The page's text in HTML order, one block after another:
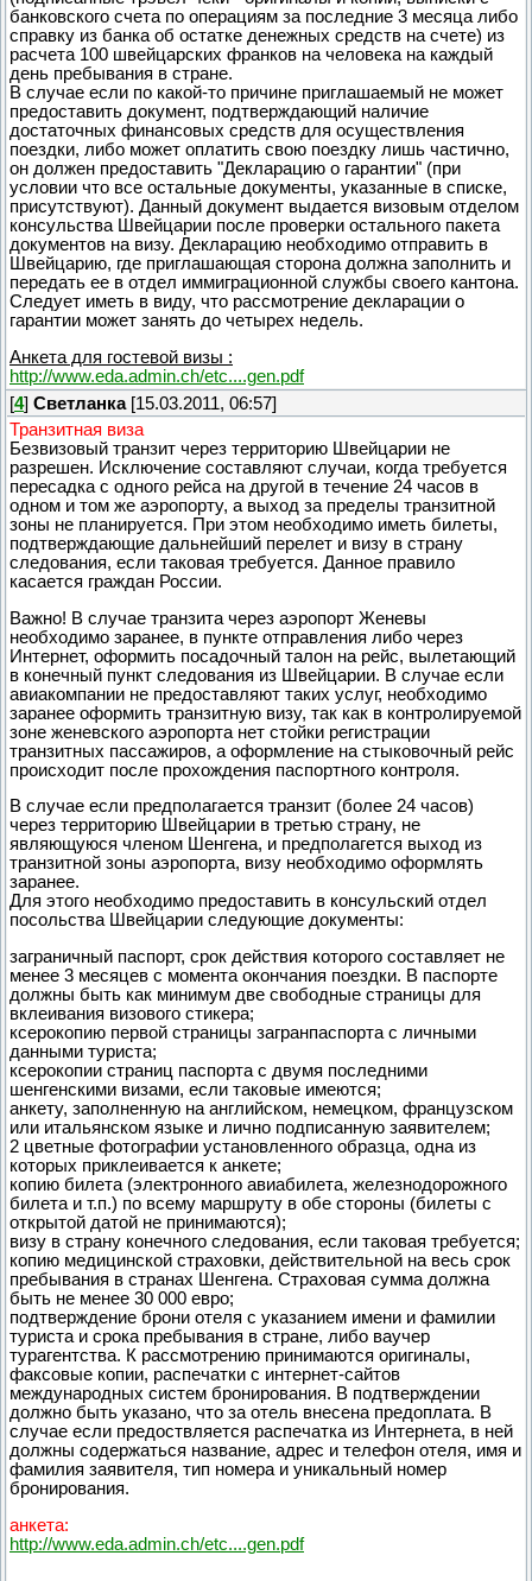
банковского счета по операциям за последние 3 месяца либо
справку из банка об остатке денежных средств на счете) из
расчета 100 швейцарских франков на человека на каждый
день пребывания в стране.
В случае если по какой-то причине приглашаемый не может
предоставить документ, подтверждающий наличие
достаточных финансовых средств для осуществления
поездки, либо может оплатить свою поездку лишь частично,
он должен предоставить "Декларацию о гарантии" (при
условии что все остальные документы, указанные в списке,
присутствуют). Данный документ выдается визовым отделом
консульства Швейцарии после проверки остального пакета
документов на визу. Декларацию необходимо отправить в
Швейцарию, где приглашающая сторона должна заполнить и
передать ее в отдел иммиграционной службы своего кантона.
Следует иметь в виду, что рассмотрение декларации о
гарантии может занять до четырех недель.
Анкета для гостевой визы :
http://www.eda.admin.ch/etc....gen.pdf
[4] Светланка[15.03.2011, 06:57]
Транзитная виза
Безвизовый транзит через территорию Швейцарии не
разрешен. Исключение составляют случаи, когда требуется
пересадка с одного рейса на другой в течение 24 часов в
одном и том же аэропорту, а выход за пределы транзитной
зоны не планируется. При этом необходимо иметь билеты,
подтверждающие дальнейший перелет и визу в страну
следования, если таковая требуется. Данное правило
касается граждан России.
Важно! В случае транзита через аэропорт Женевы
необходимо заранее, в пункте отправления либо через
Интернет, оформить посадочный талон на рейс, вылетающий
в конечный пункт следования из Швейцарии. В случае если
авиакомпании не предоставляют таких услуг, необходимо
заранее оформить транзитную визу, так как в контролируемой
зоне женевского аэропорта нет стойки регистрации
транзитных пассажиров, а оформление на стыковочный рейс
происходит после прохождения паспортного контроля.
В случае если предполагается транзит (более 24 часов)
через территорию Швейцарии в третью страну, не
являющуюся членом Шенгена, и предполагется выход из
транзитной зоны аэропорта, визу необходимо оформлять
заранее.
Для этого необходимо предоставить в консульский отдел
посольства Швейцарии следующие документы:
заграничный паспорт, срок действия которого составляет не
менее 3 месяцев с момента окончания поездки. В паспорте
должны быть как минимум две свободные страницы для
вклеивания визового стикера;
ксерокопию первой страницы загранпаспорта с личными
данными туриста;
ксерокопии страниц паспорта с двумя последними
шенгенскими визами, если таковые имеются;
анкету, заполненную на английском, немецком, французском
или итальянском языке и лично подписанную заявителем;
2 цветные фотографии установленного образца, одна из
которых приклеивается к анкете;
копию билета (электронного авиабилета, железнодорожного
билета и т.п.) по всему маршруту в обе стороны (билеты с
открытой датой не принимаются);
визу в страну конечного следования, если таковая требуется;
копию медицинской страховки, действительной на весь срок
пребывания в странах Шенгена. Страховая сумма должна
быть не менее 30 000 евро;
подтверждение брони отеля с указанием имени и фамилии
туриста и срока пребывания в стране, либо ваучер
турагентства. К рассмотрению принимаются оригиналы,
факсовые копии, распечатки с интернет-сайтов
международных систем бронирования. В подтверждении
должно быть указано, что за отель внесена предоплата. В
случае если предоствляется распечатка из Интернета, в ней
должны содержаться название, адрес и телефон отеля, имя и
фамилия заявителя, тип номера и уникальный номер
бронирования.
анкета:
http://www.eda.admin.ch/etc....gen.pdf